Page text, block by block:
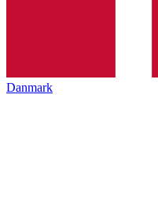
Danmark